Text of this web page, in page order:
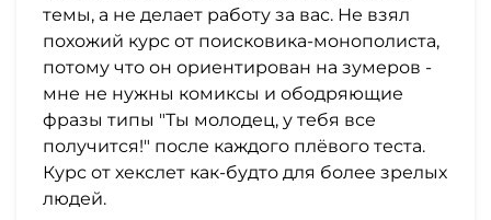
темы, а не делает работу за вас. Не взял
похожий курс от поисковика-монополиста,
потому что он ориентирован на зумеров -
мне не нужны комиксы и ободряющие
фразы типы "Ты молодец, у тебя все
получится!" после каждого плёвого теста.
Курс от хекслет как-будто для более зрелых
людей.